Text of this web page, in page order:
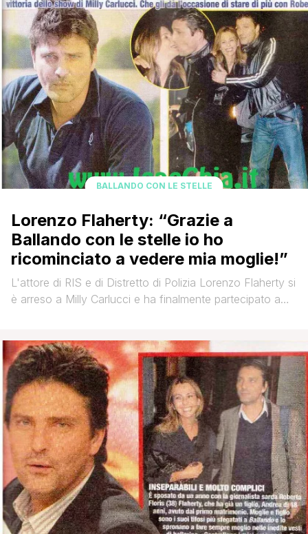
Moser, Carla Cruz e Ivana Mrazova. La prima eliminata di
questa sera è stata Carla con il 46%. Ecco le altre
percentuali: Luca 36%, [']
BALLANDO CON LE STELLE
Lorenzo Flaherty: “Grazie a
Ballando con le stelle io ho
ricominciato a vedere mia moglie!”
L'attore di RIS e di Distretto di Polizia Lorenzo Flaherty si
è arreso a Milly Carlucci e ha finalmente partecipato a
giocare brutti scherzi. Per me le esibizioni di Anna Oxa
sono belle, [']